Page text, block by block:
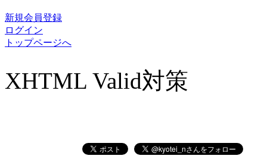
新規会員登録
ログイン
トップページへ
XHTML Valid対策